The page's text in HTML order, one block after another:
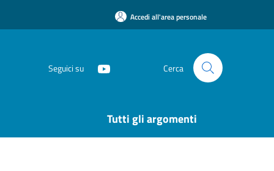
Accedi all'area personale
Seguici su Cerca
Tutti gli argomenti